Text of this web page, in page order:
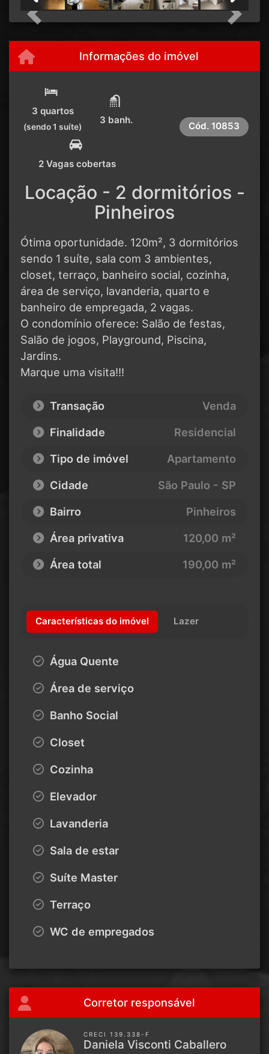
Previous Next
Informações do imóvel
3 quartos
(sendo 1 suíte)
3 banh.
2 Vagas cobertas
Cód. 10853
Locação - 2 dormitórios -
Pinheiros
Ótima oportunidade. 120m², 3 dormitórios
sendo 1 suíte, sala com 3 ambientes,
closet, terraço, banheiro social, cozinha,
área de serviço, lavanderia, quarto e
banheiro de empregada, 2 vagas.
O condomínio oferece: Salão de festas,
Salão de jogos, Playground, Piscina,
Jardins.
Marque uma visita!!!
Transação
Venda
Finalidade
Residencial
Tipo de imóvel
Apartamento
Cidade
São Paulo - SP
Bairro
Pinheiros
Área privativa
120,00 m²
Área total
190,00 m²
Características do imóvel Lazer
Água Quente
Área de serviço
Banho Social
Closet
Cozinha
Elevador
Lavanderia
Sala de estar
Suíte Master
Terraço
WC de empregados
Corretor responsável
CRECI 139.338-F
Daniela Visconti Caballero